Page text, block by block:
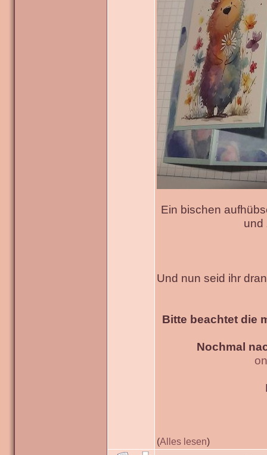
Ein bischen
und
Und nun seid ihr
Bitte beachtet die
Nochmal
(Alles lesen)